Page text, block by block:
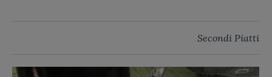
Secondi Piatti